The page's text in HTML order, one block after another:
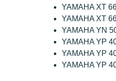
YAMAHA XT
YAMAHA XT
YAMAHA YN
YAMAHA YP
YAMAHA YP
YAMAHA YP